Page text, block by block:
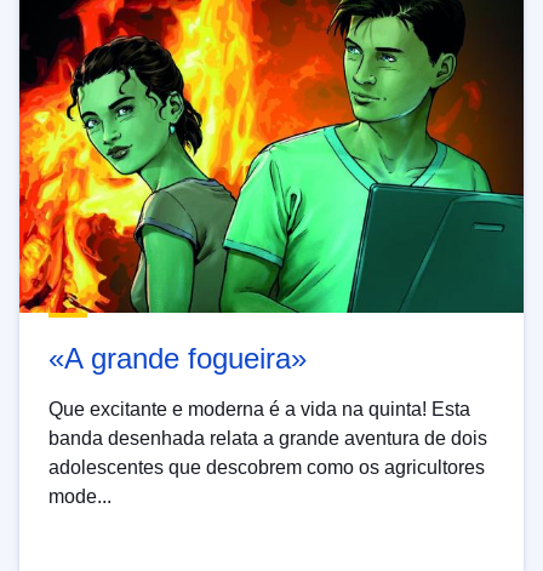
«A grande fogueira»
Que excitante e moderna é a vida na quinta! Esta
banda desenhada relata a grande aventura de dois
adolescentes que descobrem como os agricultores
mode...